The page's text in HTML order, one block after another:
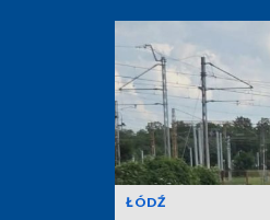
ŁÓDŹ